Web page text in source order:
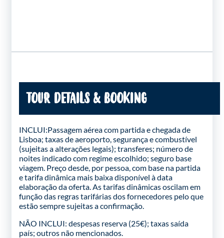
TOUR DETAILS & BOOKING
INCLUI:Passagem aérea com partida e chegada de
Lisboa; taxas de aeroporto, segurança e combustível
(sujeitas a alterações legais); transferes; número de
noites indicado com regime escolhido; seguro base
viagem. Preço desde, por pessoa, com base na partida
e tarifa dinâmica mais baixa disponível à data
elaboração da oferta. As tarifas dinâmicas oscilam em
função das regras tarifárias dos fornecedores pelo que
estão sempre sujeitas a confirmação.
NÃO INCLUI: despesas reserva (25€); taxas saída
país; outros não mencionados.